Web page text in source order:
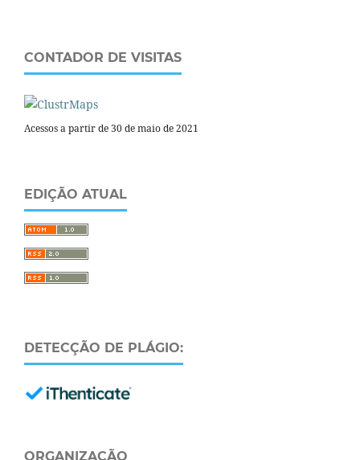
CONTADOR DE VISITAS
Acessos a partir de 30 de maio de 2021
EDIÇÃO ATUAL
DETECÇÃO DE PLÁGIO:
ORGANIZAÇÃO